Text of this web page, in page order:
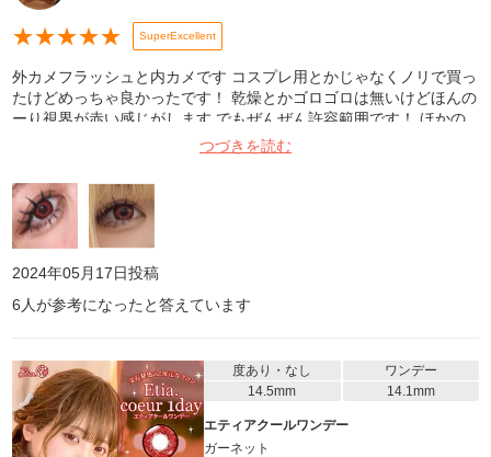
★★★★★ SuperExcellent
外カメフラッシュと内カメです コスプレ用とかじゃなくノリで買っ
たけどめっちゃ良かったです！ 乾燥とかゴロゴロは無いけどほんの
ーり視界が赤い感じがします でもぜんぜん許容範囲です！ ほかの
つづきを読む
2024年05月17日投稿
6 人が参考になったと答えています
度あり・なし
ワンデー
14.5mm
14.1mm
エティアクールワンデー
ガーネット